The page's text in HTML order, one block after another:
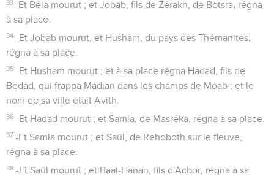
33 -Et Béla mourut ; et Jobab, fils de Zérakh, de Botsra, régna
à sa place.
34 -Et Jobab mourut, et Husham, du pays des Thémanites,
régna à sa place.
35 -Et Husham mourut ; et à sa place régna Hadad, fils de
Bedad, qui frappa Madian dans les champs de Moab ; et le
nom de sa ville était Avith.
36 -Et Hadad mourut ; et Samla, de Masréka, régna à sa place.
37 -Et Samla mourut ; et Saül, de Rehoboth sur le fleuve,
régna à sa place.
38 -Et Saül mourut ; et Baal-Hanan, fils d'Acbor, régna à sa